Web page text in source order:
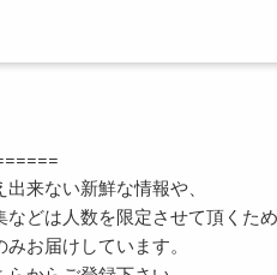
来ない新鮮な情報や、
などは人数を限定させて頂くため
お届けしています。